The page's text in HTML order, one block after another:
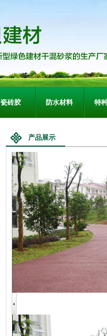
瓷砖胶 防水材料 特
产品展示